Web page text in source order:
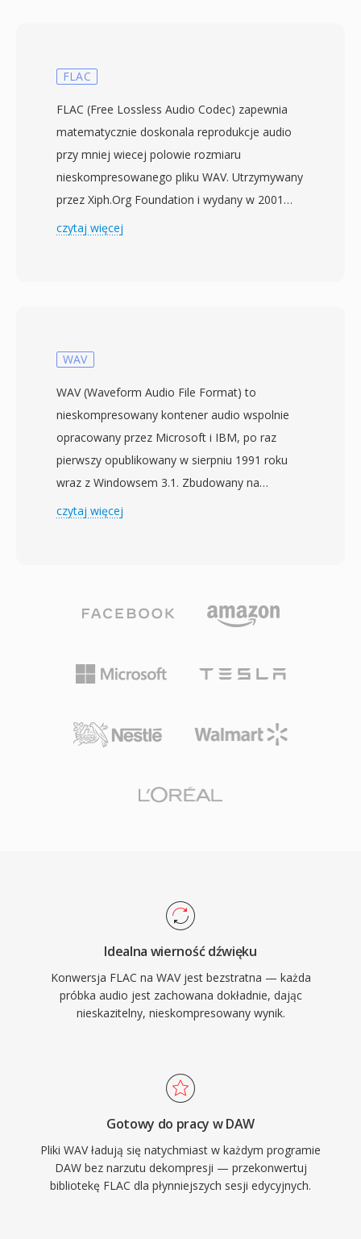
FLAC
FLAC (Free Lossless Audio Codec) zapewnia
matematycznie doskonala reprodukcje audio
przy mniej wiecej polowie rozmiaru
nieskompresowanego pliku WAV. Utrzymywany
przez Xiph.Org Foundation i wydany w 2001
roku, szybko stal sie de facto otwartym
wykorzystujac rozklad statystyczny bledow
danych. Obslugiwane sa glebie bitowe do 32 i
czestotliwosci probkowania do 655 kHz,
przekraczajac wymagania nagran w wysokiej
rozdzielczosci. Obsluga sprzetowa jest rozlegla:
smartfony, samochodowe odtwarzacze,
odtwarzacze Blu-ray i praktycznie kazda
warstwach bezstratnych, co podkresla zaufanie
branzy do tego kodeka. Trzy wyrozniajace sie
pelne odtwarzanie sygnalu bit-po-bicie przy
poprzez komentarze Vorbis i okladki albumow
utrzymuja porzadek w bibliotece bez
source oznacza brak patentow i tantiem, co
czytaj więcej
WAV
WAV (Waveform Audio File Format) to
nieskompresowany kontener audio wspolnie
opracowany przez Microsoft i IBM, po raz
pierwszy opublikowany w sierpniu 1991 roku
wraz z Windowsem 3.1. Zbudowany na
formacie Resource Interchange File Format
bitowa i liczbe kanalow. Ta prosta struktura
nieskompresowanego audio na Windowsie i
uniwersalnie akceptowanym formatem
operacyjnym, edytorze audio i odtwarzaczu
natomiast profesjonalne przeplywy pracy
standardowy WAV nie stosuje kompresji,
przechowywane dane sa dokladna cyfrowa
reprezentacja oryginalnego nagrania, co czyni
go preferowanym wyborem do masteringu i
archiwizacji. WAV obsluguje rowniez osadzone
metadane przez bloki INFO i BWF,
rozmiar pliku — minuta stereo jakosci CD
RIFF narzuca limit 4 GB, choc RF64 znosi to
ograniczenie.
czytaj więcej
Idealna wierność dźwięku
Konwersja FLAC na WAV jest bezstratna — każda
próbka audio jest zachowana dokładnie, dając
nieskazitelny, nieskompresowany wynik.
Gotowy do pracy w DAW
Pliki WAV ładują się natychmiast w każdym programie
DAW bez narzutu dekompresji — przekonwertuj
bibliotekę FLAC dla płynniejszych sesji edycyjnych.